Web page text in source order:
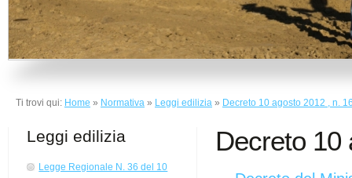
Ti trovi qui: Home » Normativa » Leggi edilizia » Decreto 10 agosto 2012 , n.
Leggi edilizia
Legge Regionale N. 36 del 10
Decreto 10